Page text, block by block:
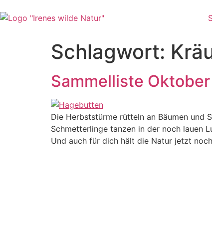
Inhalt
Schlagwort:
Sammelliste Oktober
Die Herbststürme rütteln an Bäumen und
Schmetterlinge tanzen in der noch lauen
Und auch für dich hält die Natur jetzt